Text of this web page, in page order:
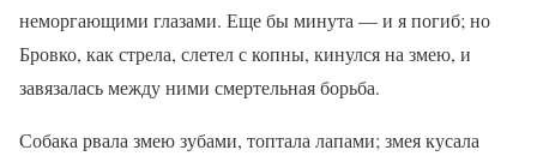
неморгающими глазами. Еще бы минута — и я погиб; но
Бровко, как стрела, слетел с копны, кинулся на змею, и
завязалась между ними смертельная борьба.
Собака рвала змею зубами, топтала лапами; змея кусала